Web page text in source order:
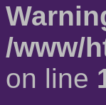
/www/
on line